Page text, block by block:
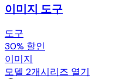
이미지 도구
도구
30% 할인
이미지
모델 2개시리즈 열기